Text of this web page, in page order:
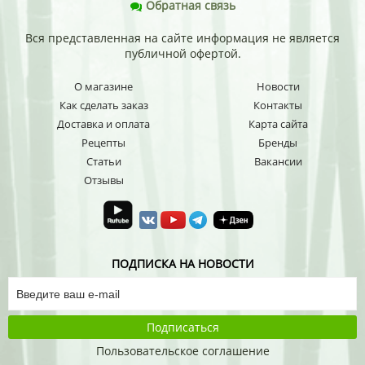
Обратная связь
Вся представленная на сайте информация не является
публичной офертой.
О магазине
Как сделать заказ
Доставка и оплата
Рецепты
Статьи
Отзывы
Новости
Контакты
Карта сайта
Бренды
Вакансии
ПОДПИСКА НА НОВОСТИ
Подписаться
Пользовательское соглашение